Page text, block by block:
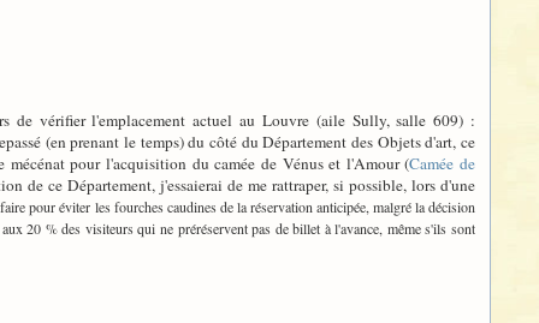
vérifier l'emplacement actuel au Louvre (aile Sully, salle 609) :
(en prenant le temps) du côté du Département des Objets d'art, ce
mécénat pour l'acquisition du camée de Vénus et l'Amour (Camée de
de ce Département, j'essaierai de me rattraper, si possible, lors d'une
pour éviter les fourches caudines de la réservation anticipée, malgré la décision
20 % des visiteurs qui ne préréservent pas de billet à l'avance, même s'ils sont